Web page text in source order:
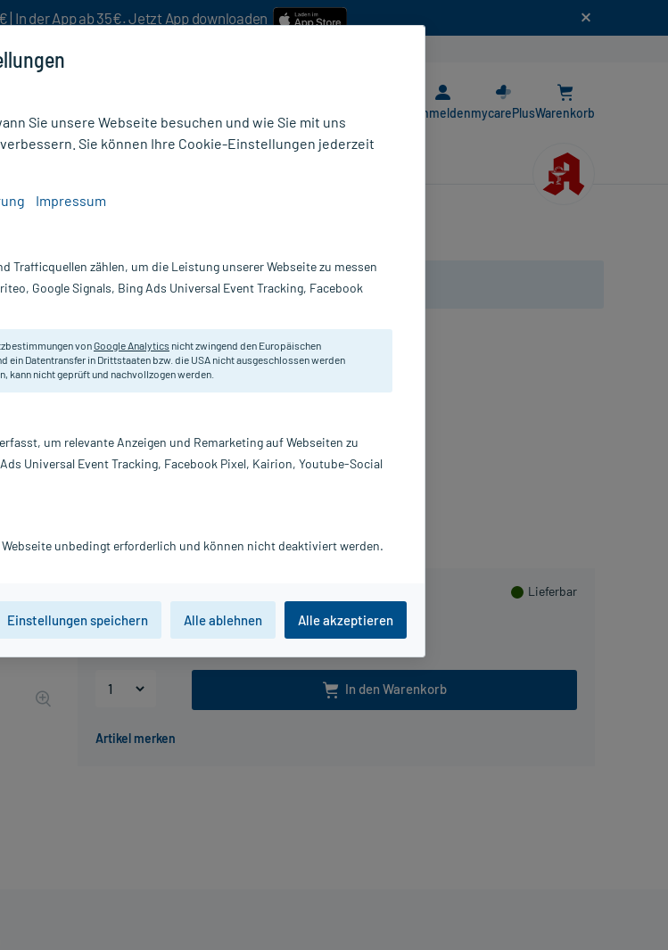
| In der App ab 35€. Jetzt App downloaden
AnmeldenmycarePlusWarenkorb
Versand* ab 19€ Mindestbestellwert!
inkl. MwSt. Gratis-Versand innerhalb D.
Lieferbar
30 St 60 St 100 St
In den Warenkorb
Pflanzliches Arzneimittel bei Lebererkrankungen.
Darreichung:
Hartkapseln
Hersteller:
SALUS Pharma GmbH
Information:
Beipackzettel als PDF
Sie unsere Webseite besuchen und wie Sie mit uns
Sie können Ihre Cookie-Einstellungen jederzeit
Impressum
Trafficquellen zählen, um die Leistung unserer Webseite zu messen
Google Signals, Bing Ads Universal Event Tracking, Facebook
vonGoogle Analytics nicht zwingend den Europäischen
ein Datentransfer in Drittstaaten bzw. die USA nicht ausgeschlossen werden
kann nicht geprüft und nachvollzogen werden.
um relevante Anzeigen und Remarketing auf Webseiten zu
Universal Event Tracking, Facebook Pixel, Kairion, Youtube-Social
unbedingt erforderlich und können nicht deaktiviert werden.
Einstellungen speichern Alle ablehnen Alle akzeptieren